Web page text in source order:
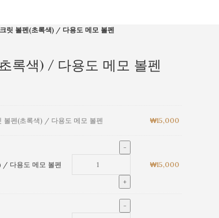
릿 볼펜(초록색) / 다용도 메모 볼펜
록색) / 다용도 메모 볼펜
볼펜(초록색) / 다용도 메모 볼펜 ₩15,000
/ 다용도 메모 볼펜 ₩15,000